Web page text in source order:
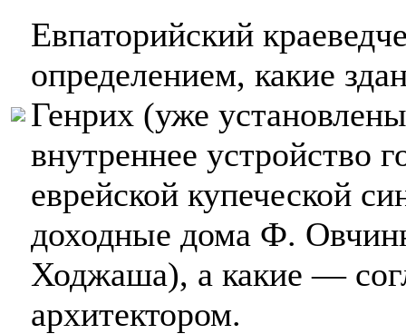
Евпаторийский
определением, какие
Генрих (уже
внутреннее устройство
еврейской купеческой
доходные дома Ф.
Ходжаша), а какие —
архитектором.